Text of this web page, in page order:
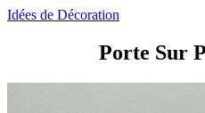
Idées de Décoration
Porte Sur